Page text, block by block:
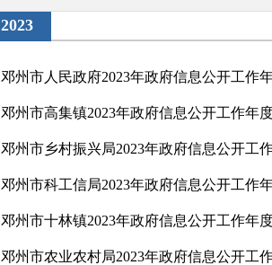
2023
邓州市人民政府2023年政府信息公开工作
邓州市高集镇2023年政府信息公开工作年
邓州市乡村振兴局2023年政府信息公开工
邓州市科工信局2023年政府信息公开工作
邓州市十林镇2023年政府信息公开工作年
邓州市农业农村局2023年政府信息公开工